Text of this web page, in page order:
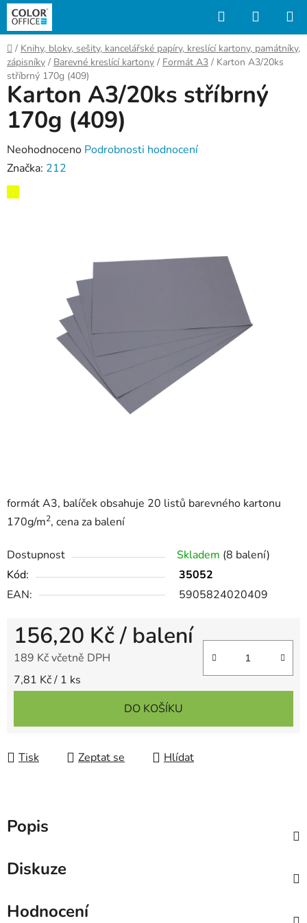
Přejít
obsah
Hledat
KOŠÍK
Domů
/ Knihy, bloky, sešity, kancelářské papíry, kreslící kartony, památníky,
zápisníky / Barevné kreslící kartony / Formát A3 / Karton A3/20ks
stříbrný 170g (409)
formát A3, balíček obsahuje 20 listů barevného kartonu
170g/m2, cena za balení
Dostupnost Skladem (8 balení)
Kód:
35052
EAN:
5905824020409
156,20 Kč/ balení
189 Kč včetně DPH
Měrná cena:
7,81 Kč / 1 ks
DO KOŠÍKU
Tisk Zeptat se Hlídat
Karton A3/20ks stříbrný
170g (409)
Průměrné
hodnocení
produktu
Neohodnoceno Podrobnosti hodnocení
Značka: 212
,
Popis
Diskuze
Hodnocení